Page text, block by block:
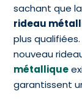
sachant que
rideau
plus
nouveau
métallique
garantissent